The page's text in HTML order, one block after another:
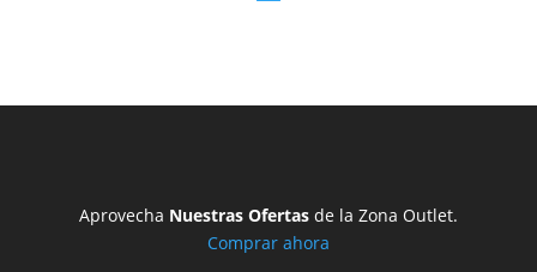
Aprovecha Nuestras Ofertasde la Zona Outlet.
Comprar ahora